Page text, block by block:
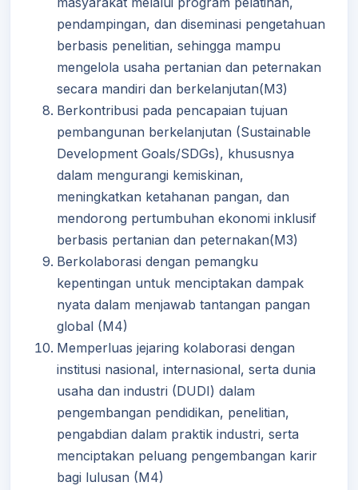
pendampingan, dan diseminasi pengetahuan
berbasis penelitian, sehingga mampu
mengelola usaha pertanian dan peternakan
secara mandiri dan berkelanjutan(M3)
Berkontribusi pada pencapaian tujuan
pembangunan berkelanjutan (Sustainable
Development Goals/SDGs), khususnya
dalam mengurangi kemiskinan,
meningkatkan ketahanan pangan, dan
mendorong pertumbuhan ekonomi inklusif
berbasis pertanian dan peternakan(M3)
Berkolaborasi dengan pemangku
kepentingan untuk menciptakan dampak
nyata dalam menjawab tantangan pangan
global (M4)
Memperluas jejaring kolaborasi dengan
institusi nasional, internasional, serta dunia
usaha dan industri (DUDI) dalam
pengembangan pendidikan, penelitian,
pengabdian dalam praktik industri, serta
menciptakan peluang pengembangan karir
bagi lulusan (M4)